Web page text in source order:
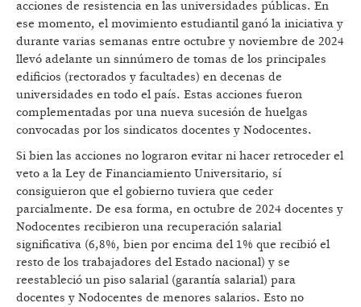
acciones de resistencia en las universidades públicas. En
ese momento, el movimiento estudiantil ganó la iniciativa y
durante varias semanas entre octubre y noviembre de 2024
llevó adelante un sinnúmero de tomas de los principales
edificios (rectorados y facultades) en decenas de
universidades en todo el país. Estas acciones fueron
complementadas por una nueva sucesión de huelgas
convocadas por los sindicatos docentes y Nodocentes.
Si bien las acciones no lograron evitar ni hacer retroceder el
veto a la Ley de Financiamiento Universitario, sí
consiguieron que el gobierno tuviera que ceder
parcialmente. De esa forma, en octubre de 2024 docentes y
Nodocentes recibieron una recuperación salarial
significativa (6,8%, bien por encima del 1% que recibió el
resto de los trabajadores del Estado nacional) y se
reestableció un piso salarial (garantía salarial) para
docentes y Nodocentes de menores salarios. Esto no